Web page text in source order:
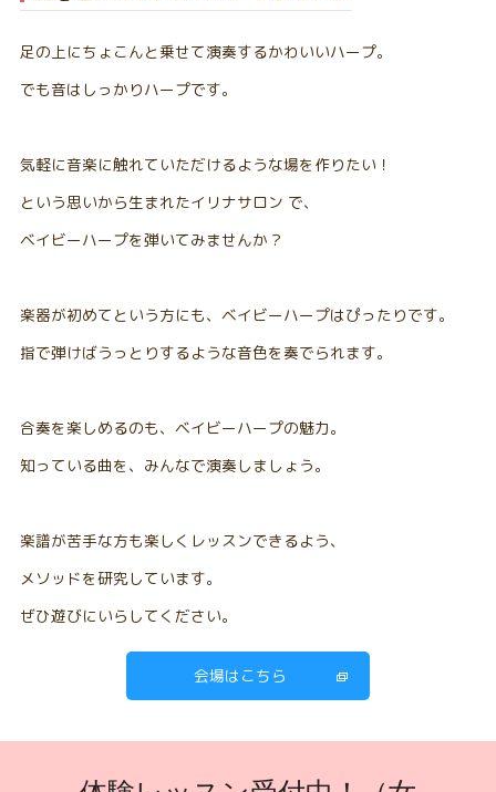
足の上にちょこんと乗せて演奏するかわいいハープ。
でも音はしっかりハープです。
気軽に音楽に触れていただけるような場を作りたい！
という思いから生まれたイリナサロン で、
ベイビーハープを弾いてみませんか？
楽器が初めてという方にも、ベイビーハープはぴったりです。
指で弾けばうっとりするような音色を奏でられます。
合奏を楽しめるのも、ベイビーハープの魅力。
知っている曲を、みんなで演奏しましょう。
楽譜が苦手な方も楽しくレッスンできるよう、
メソッドを研究しています。
ぜひ遊びにいらしてください。
会場はこちら